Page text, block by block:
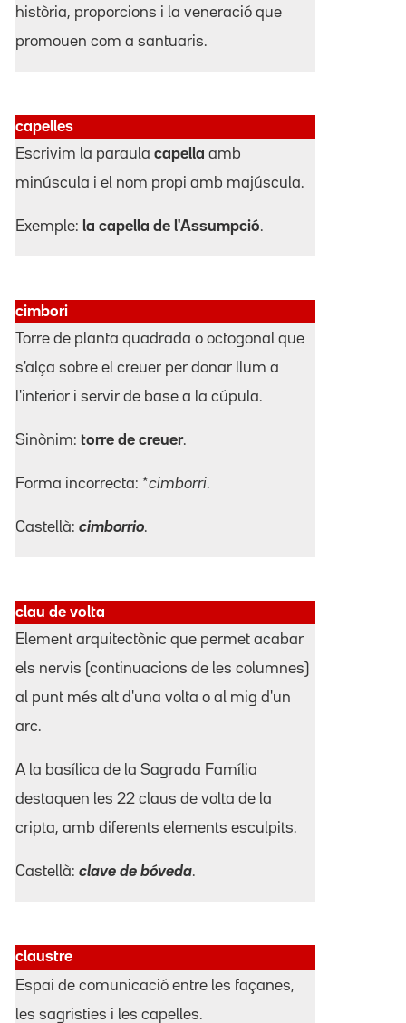
història, proporcions i la veneració que
promouen com a santuaris.
capelles
Escrivim la paraula capella amb
minúscula i el nom propi amb majúscula.
Exemple: la capella de l'Assumpció.
cimbori
Torre de planta quadrada o octogonal que
s'alça sobre el creuer per donar llum a
l'interior i servir de base a la cúpula.
Sinònim: torre de creuer.
Forma incorrecta: *cimborri.
Castellà: cimborrio.
clau de volta
Element arquitectònic que permet acabar
els nervis (continuacions de les columnes)
al punt més alt d'una volta o al mig d'un
arc.
A la basílica de la Sagrada Família
destaquen les 22 claus de volta de la
cripta, amb diferents elements esculpits.
Castellà: clave de bóveda.
claustre
Espai de comunicació entre les façanes,
les sagristies i les capelles.